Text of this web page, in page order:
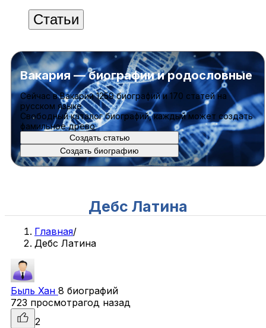
Статьи
Вакария — биографии и родословные
Cейчас в Вакарии1259 биографийи170 статейна
русском языке
Свободный каталог биографий, каждый может создать
фамильное древо
Создать статью
Создать биографию
Дебс Латина
Главная/
Дебс Латина
Быль Хан 8 биографий
723 просмотрагод назад
2